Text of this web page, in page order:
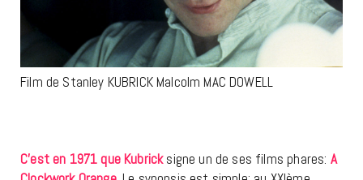
Film de Stanley KUBRICK Malcolm MAC DOWELL
C’est en 1971 que Kubrick signe un de ses films phares: A